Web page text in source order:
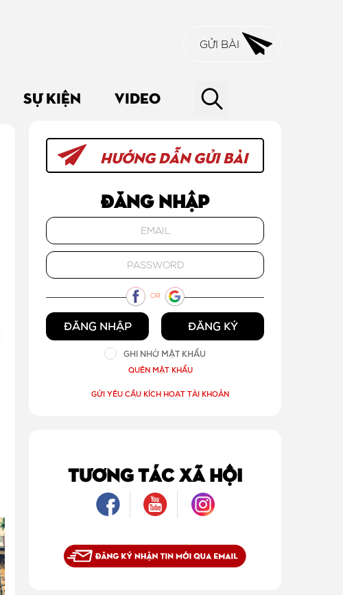
GỬI BÀI
SỰ KIỆN VIDEO
HƯỚNG DẪN GỬI BÀI
Đăng nhập
OR
ĐĂNG NHẬP ĐĂNG KÝ
GHI NHỚ MẬT KHẨU
QUÊN MẬT KHẨU
GỬI YÊU CẦU KÍCH HOẠT TÀI KHOẢN
TƯƠNG TÁC XÃ HỘI